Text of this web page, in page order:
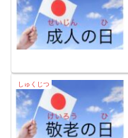
しゅくじつ